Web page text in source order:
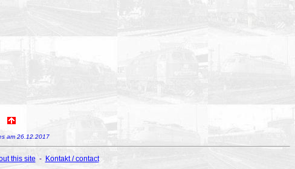
am 26.12.2017
this site- Kontakt / contact